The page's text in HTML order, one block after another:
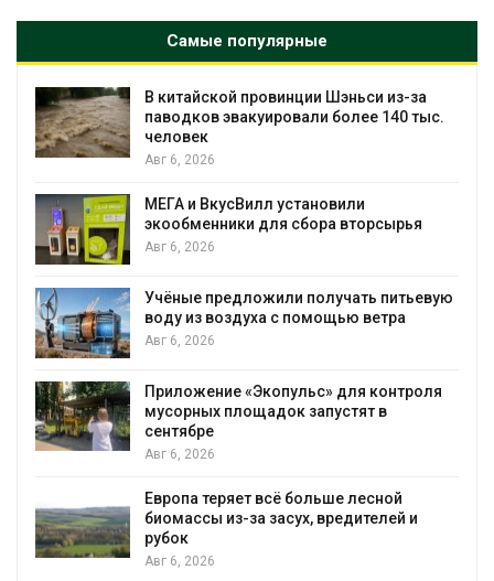
Самые популярные
В китайской провинции Шэньси из-за
паводков эвакуировали более 140 тыс.
человек
Авг 6, 2026
МЕГА и ВкусВилл установили
экообменники для сбора вторсырья
Авг 6, 2026
Учёные предложили получать питьевую
воду из воздуха с помощью ветра
Авг 6, 2026
Приложение «Экопульс» для контроля
мусорных площадок запустят в
сентябре
Авг 6, 2026
Европа теряет всё больше лесной
биомассы из-за засух, вредителей и
рубок
Авг 6, 2026